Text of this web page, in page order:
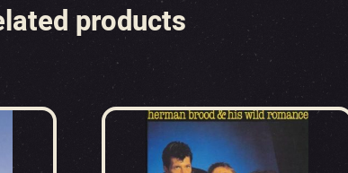
products